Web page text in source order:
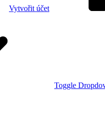
Vytvořit účet
Toggle